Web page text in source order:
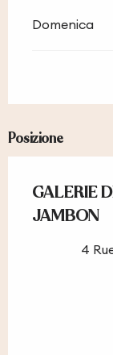
Domenica
Posizione
GALERIE
JAMBON
4